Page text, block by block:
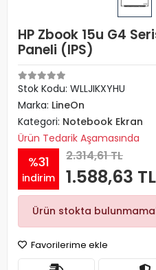
HP Zbook 15u G4
Paneli (IPS)
Stok Kodu: WLLJIKXYHU
Marka: LineOn
Kategori: Notebook Ekran
Ürün Tedarik Aşamasında
%31
indirim
2.314,61 TL
1.588,63 TL
Ürün stokta
Favorilerime ekle